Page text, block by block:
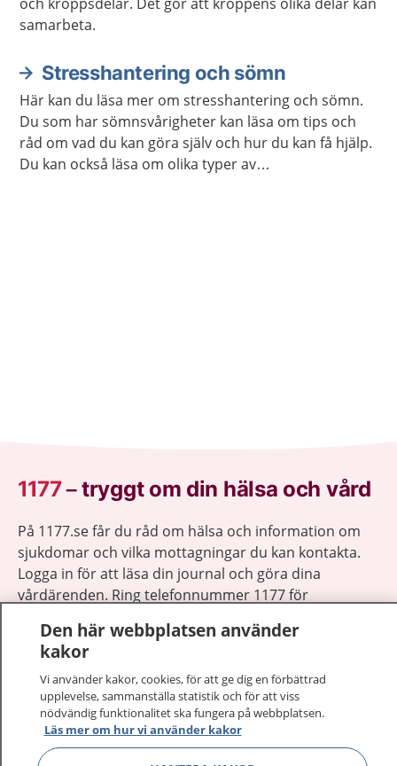
samarbeta.
Stresshantering och sömn
Här kan du läsa mer om stresshantering och sömn.
Du som har sömnsvårigheter kan läsa om tips och
råd om vad du kan göra själv och hur du kan få hjälp.
Du kan också läsa om olika typer av
1177–tryggt om din hälsa och vård
På 1177.se får du råd om hälsa och information om
sjukdomar och vilka mottagningar du kan kontakta.
Logga in för att läsa din journal och göra dina
vårdärenden. Ring telefonnummer 1177 för
1177 ger dig råd när du vill må bättre.
1177 på flera språk Visa
Den här webbplatsen använder
kakor
Vi använder kakor, cookies, för att ge dig en förbättrad
upplevelse, sammanställa statistik och för att viss
nödvändig funktionalitet ska fungera på webbplatsen.
Läs mer om hur vi använder kakor